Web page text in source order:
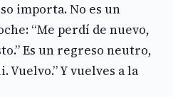
importa. No es un
“Me perdí de nuevo,
Es un regreso neutro,
Vuelvo.” Y vuelves a la